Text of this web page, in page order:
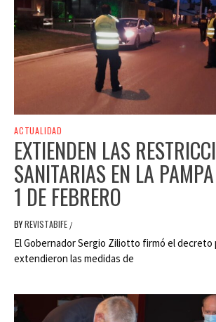
ACTUALIDAD
EXTIENDEN LAS
SANITARIAS EN LA
1 DE FEBRERO
BYREVISTABIFE /
El Gobernador Sergio Ziliotto firmó el decreto
extendieron las medidas de